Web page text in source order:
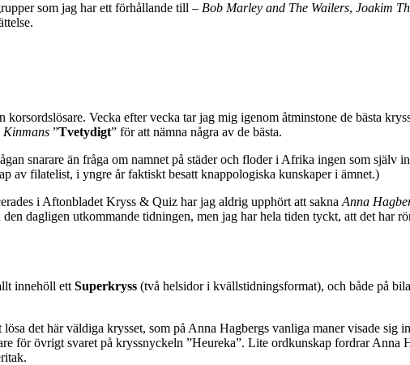
som jag har ett förhållande till – Bob Marley and The Wailers, Joakim
Vecka efter vecka tar jag mig igenom åtminstone de bästa
Kinmans ”Tvetydigt” för att nämna några av de bästa.
snarare än fråga om namnet på städer och floder i Afrika ingen som själv
av filatelist, i yngre år faktiskt besatt knappologiska kunskaper i ämnet.)
i Aftonbladet Kryss & Quiz har jag aldrig upphört att sakna Anna
den dagligen utkommande tidningen, men jag har hela tiden tyckt, att det har
innehöll ett Superkryss (två helsidor i kvällstidningsformat), och både på
det här väldiga krysset, som på Anna Hagbergs vanliga maner visade sig
för övrigt svaret på kryssnyckeln ”Heureka”. Lite ordkunskap fordrar